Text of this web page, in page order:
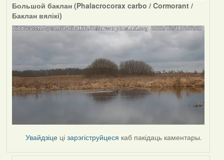
Большой баклан (Phalacrocorax carbo / Cormorant /
Баклан вялікі)
Увайдзіце цізарэгіструйцеся каб пакідаць каментары.